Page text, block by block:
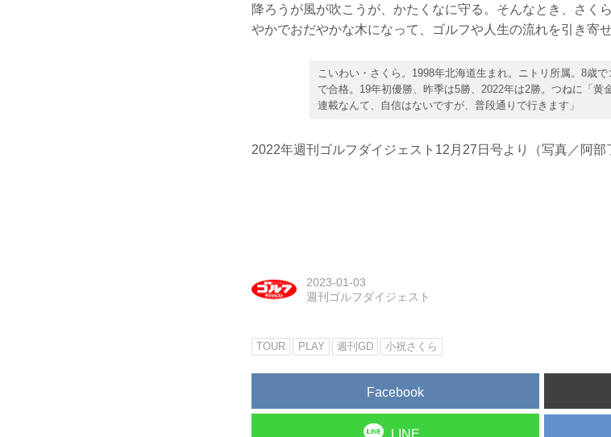
降ろうが風が吹こうが、かたくなに守る。そんなとき、さく
やかでおだやかな木になって、ゴルフや人生の流れを引き寄せ
こいわい・さくら。1998年北海道生まれ。ニトリ所属。8歳
で合格。19年初優勝、昨季は5勝、2022年は2勝。つねに「黄
連載なんて、自信はないですが、普段通りで行きます」
2022年週刊ゴルフダイジェスト12月27日号より（写真／阿部
2023-01-03
週刊ゴルフダイジェスト
TOUR PLAY 週刊GD 小祝さくら
Facebook
LINE